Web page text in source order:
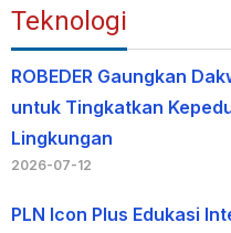
Teknologi
ROBEDER Gaungkan
untuk Tingkatkan
Lingkungan
2026-07-12
PLN Icon Plus Edukasi